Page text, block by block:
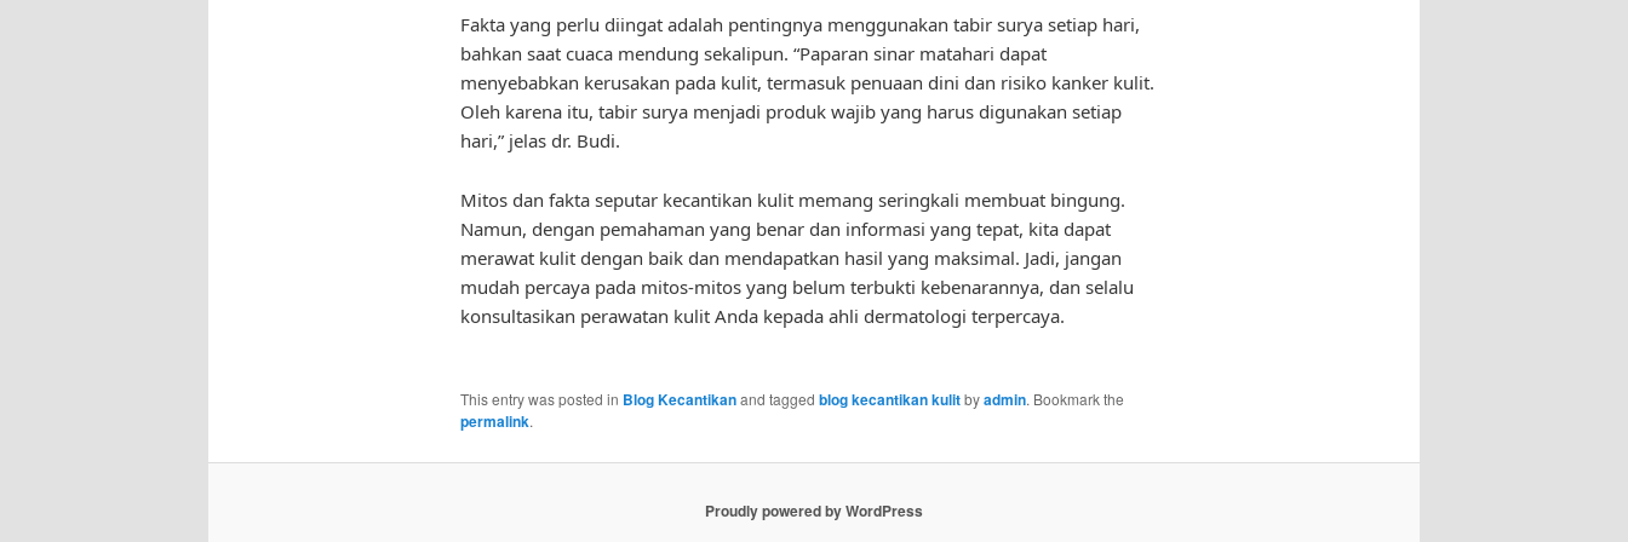
Fakta yang perlu diingat adalah pentingnya menggunakan tabir surya setiap hari,
bahkan saat cuaca mendung sekalipun. “Paparan sinar matahari dapat
menyebabkan kerusakan pada kulit, termasuk penuaan dini dan risiko kanker kulit.
Oleh karena itu, tabir surya menjadi produk wajib yang harus digunakan setiap
hari,” jelas dr. Budi.
Mitos dan fakta seputar kecantikan kulit memang seringkali membuat bingung.
Namun, dengan pemahaman yang benar dan informasi yang tepat, kita dapat
merawat kulit dengan baik dan mendapatkan hasil yang maksimal. Jadi, jangan
mudah percaya pada mitos-mitos yang belum terbukti kebenarannya, dan selalu
konsultasikan perawatan kulit Anda kepada ahli dermatologi terpercaya.
This entry was posted in Blog Kecantikanand tagged blog kecantikan kulitbyadmin. Bookmark the
permalink.
Proudly powered by WordPress